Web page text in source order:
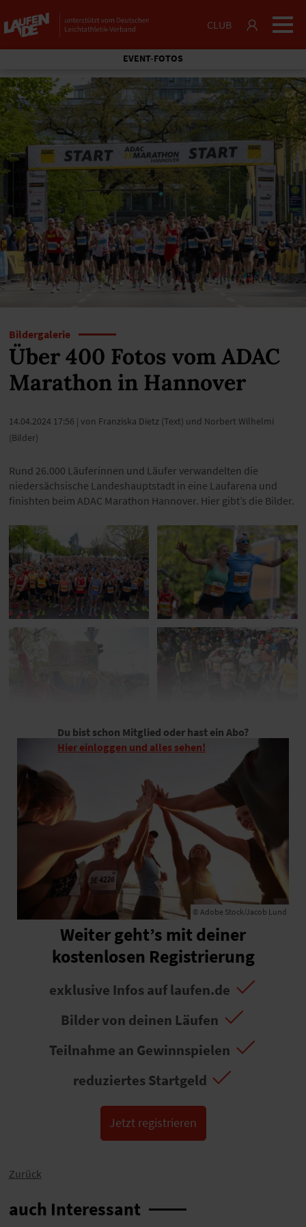
CLUB
EVENT-FOTOS
Bildergalerie
Über 400 Fotos vom ADAC
Marathon in Hannover
14.04.2024 17:56 | von Franziska Dietz (Text) und Norbert Wilhelmi
(Bilder)
Rund 26.000 Läuferinnen und Läufer verwandelten die
niedersächsische Landeshauptstadt in eine Laufarena und
finishten beim ADAC Marathon Hannover. Hier gibt’s die Bilder.
Du bist schon Mitglied oder hast ein Abo?
Hier einloggen und alles sehen!
© Adobe Stock/Jacob Lund
Weiter geht’s mit deiner
kostenlosen Registrierung
exklusive Infos auf laufen.de
Bilder von deinen Läufen
Teilnahme an Gewinnspielen
reduziertes Startgeld
Jetzt registrieren
Zurück
auch Interessant